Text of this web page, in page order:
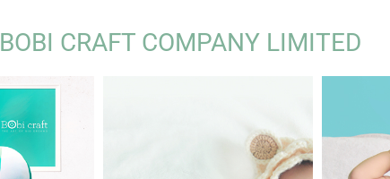
BOBI CRAFT COMPANY LIMITED